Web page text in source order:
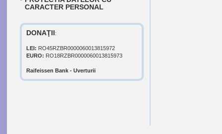
CARACTER PERSONAL
DONAŢII:
LEI: RO45RZBR0000060013815972
EURO: RO18RZBR0000060013815973
Raifeissen Bank - Uverturii